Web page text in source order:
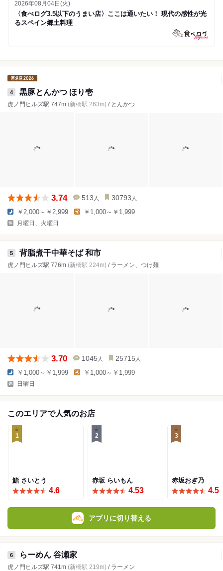
2026年08月04日(火)
〈食べログ3.5以下のうまい店〉ここは通いたい！ 現代の感性が光
るスペイン郷土料理
4 黒豚とんかつ ほり壱
虎ノ門ヒルズ駅 747m (新橋駅 263m) / とんかつ
3.74 513 人 30793 人
￥2,000～￥2,999 ￥1,000～￥1,999
月曜日、火曜日
5 背脂煮干中華そば 和市
虎ノ門ヒルズ駅 776m (新橋駅 224m) / ラーメン、つけ麺
3.70 1045 人 25715 人
￥1,000～￥1,999 ￥1,000～￥1,999
日曜日
このエリアで人気のお店
1
鮨 さいとう
4.6
2
赤坂 らいもん
4.53
3
赤坂おぎ乃
4.5
アプリに切り替える
6 らーめん 谷瀬家
虎ノ門ヒルズ駅 741m (新橋駅 219m) / ラーメン